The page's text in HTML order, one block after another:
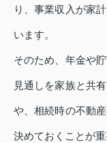
り、事業収入が家
います。
そのため、年金や
見通しを家族と共
や、相続時の不動
決めておくことが重